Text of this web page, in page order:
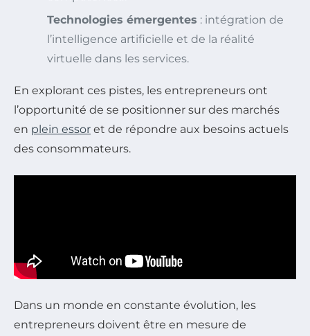
Technologies émergentes : intégration de
l’intelligence artificielle et de la réalité
virtuelle dans les services.
En explorant ces pistes, les entrepreneurs ont
l’opportunité de se positionner sur des marchés
en plein essor et de répondre aux besoins actuels
des consommateurs.
Dans un monde en constante évolution, les
entrepreneurs doivent être en mesure de